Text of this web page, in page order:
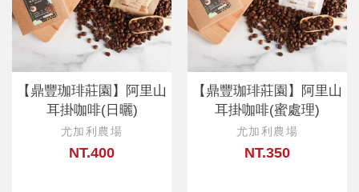
【鼎豐珈琲莊園】阿里山
耳掛咖啡(日曬)
尤加利農場
NT.400
【鼎豐珈琲莊園】阿里山
耳掛咖啡(蜜處理)
尤加利農場
NT.350